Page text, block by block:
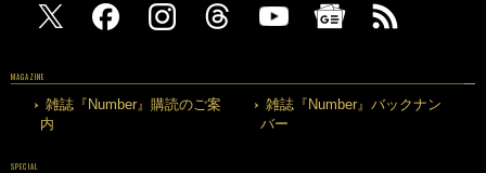
MAGAZINE
雑誌『Number』購読のご案
内
雑誌『Number』バックナン
バー
SPECIAL